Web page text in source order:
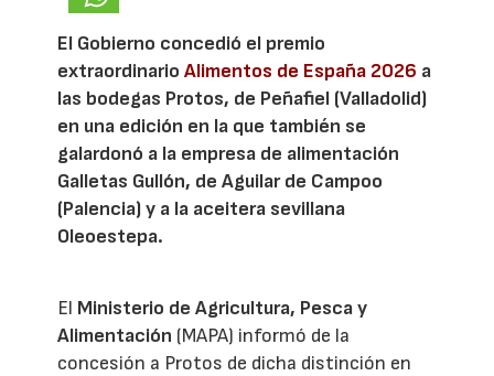
El Gobierno concedió el premio
extraordinarioAlimentos de España 2026 a
las bodegas Protos, de Peñafiel (Valladolid)
en una edición en la que también se
galardonó a la empresa de alimentación
Galletas Gullón, de Aguilar de Campoo
(Palencia) y a la aceitera sevillana
Oleoestepa.
El Ministerio de Agricultura, Pesca y
Alimentación (MAPA) informó de la
concesión a Protos de dicha distinción en